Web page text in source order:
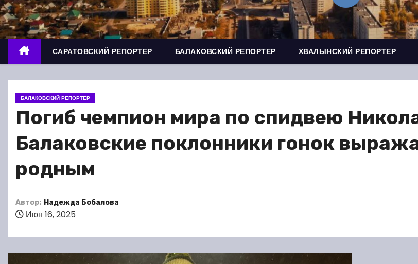
о
м
у
САРАТОВСКИЙ РЕПОРТЕР БАЛАКОВСКИЙ РЕПОРТЕР ХВАЛЫНСКИЙ РЕПОРТЕР
БАЛАКОВСКИЙ РЕПОРТЕР
Погиб чемпион мира по спидвею
Балаковские поклонники гонок
родным
Автор: Надежда Бобалова
Июн 16, 2025